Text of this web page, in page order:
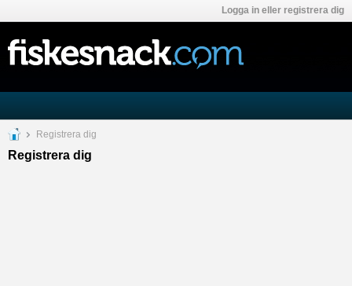
Logga in eller registrera dig
Registrera dig
Registrera dig